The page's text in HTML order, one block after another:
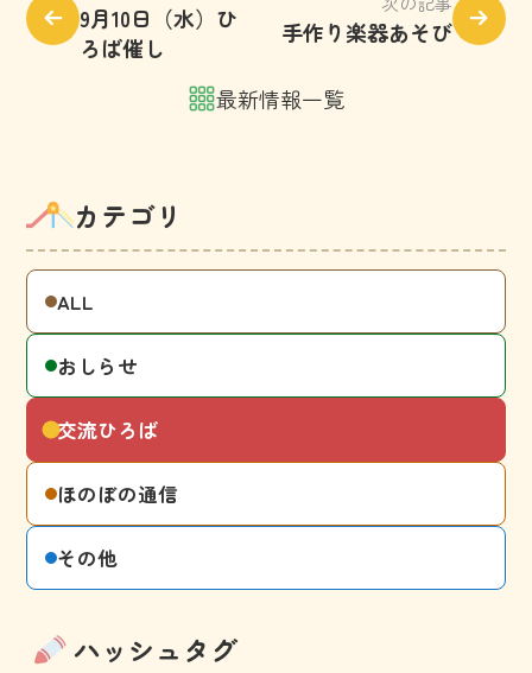
9月10日（水）ひ
ろば催し
最新情報一覧
手作り楽器あそび
カテゴリ
ALL
おしらせ
交流ひろば
ほのぼの通信
その他
ハッシュタグ